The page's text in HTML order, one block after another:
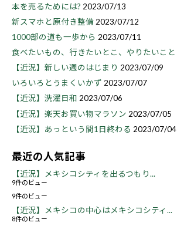
本を売るためには? 2023/07/13
新スマホと原付き整備 2023/07/12
1000部の道も一歩から 2023/07/11
食べたいもの、行きたいとこ、やりたいこと
【近況】新しい週のはじまり 2023/07/09
いろいろとうまくいかず 2023/07/07
【近況】洗濯日和 2023/07/06
【近況】楽天お買い物マラソン 2023/07/05
【近況】あっという間1日終わる 2023/07/04
最近の人気記事
【近況】メキシコシティを出るつもり...
9件のビュー
9件のビュー
【近況】メキシコの中心はメキシコシティ...
8件のビュー